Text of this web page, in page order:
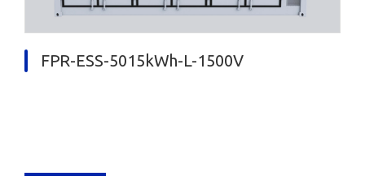
FPR-ESS-5015kWh-L-1500V